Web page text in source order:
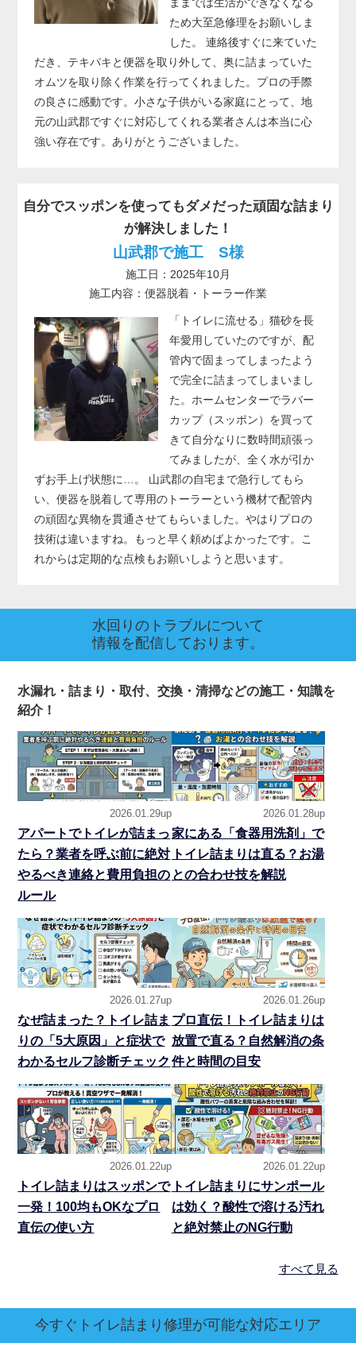
ため大至急修理をお願いしま
した。 連絡後すぐに来ていた
だき、テキパキと便器を取り外して、奥に詰まっていた
オムツを取り除く作業を行ってくれました。プロの手際
の良さに感動です。小さな子供がいる家庭にとって、地
元の山武郡ですぐに対応してくれる業者さんは本当に心
強い存在です。ありがとうございました。
自分でスッポンを使ってもダメだった頑固な詰まり
が解決しました！
山武郡で施工 S様
施工日：2025年10月
施工内容：便器脱着・トーラー作業
「トイレに流せる」猫砂を長
年愛用していたのですが、配
管内で固まってしまったよう
で完全に詰まってしまいまし
た。ホームセンターでラバー
カップ（スッポン）を買って
きて自分なりに数時間頑張っ
てみましたが、全く水が引か
ずお手上げ状態に…。 山武郡の自宅まで急行してもら
い、便器を脱着して専用のトーラーという機材で配管内
の頑固な異物を貫通させてもらいました。やはりプロの
技術は違いますね。もっと早く頼めばよかったです。こ
れからは定期的な点検もお願いしようと思います。
水回りのトラブルについて
情報を配信しております。
水漏れ・詰まり・取付、交換・清掃などの施工・知識を
紹介！
2026.01.29up
アパートでトイレが詰まっ
たら？業者を呼ぶ前に絶対
やるべき連絡と費用負担の
ルール
2026.01.28up
家にある「食器用洗剤」で
トイレ詰まりは直る？お湯
との合わせ技を解説
2026.01.27up
なぜ詰まった？トイレ詰ま
りの「5大原因」と症状で
わかるセルフ診断チェック
2026.01.26up
プロ直伝！トイレ詰まりは
放置で直る？自然解消の条
件と時間の目安
2026.01.22up
トイレ詰まりはスッポンで
一発！100均もOKなプロ
直伝の使い方
2026.01.22up
トイレ詰まりにサンポール
は効く？酸性で溶ける汚れ
と絶対禁止のNG行動
すべて見る
今すぐトイレ詰まり修理が可能な対応エリア